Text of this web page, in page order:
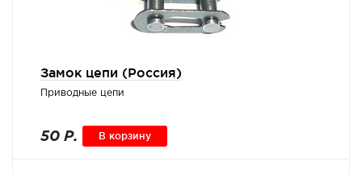
Замок цепи (Россия)
Приводные цепи
50 Р. В корзину